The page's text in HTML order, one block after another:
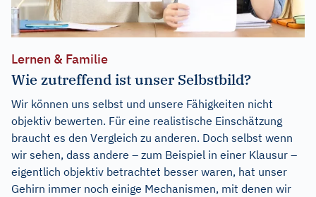
Lernen & Familie
Wie zutreffend ist unser Selbstbild?
Wir können uns selbst und unsere Fähigkeiten nicht
objektiv bewerten. Für eine realistische Einschätzung
braucht es den Vergleich zu anderen. Doch selbst wenn
wir sehen, dass andere – zum Beispiel in einer Klausur –
eigentlich objektiv betrachtet besser waren, hat unser
Gehirn immer noch einige Mechanismen, mit denen wir